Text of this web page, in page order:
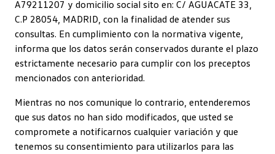
A79211207 y domicilio social sito en: C/ AGUACATE 33,
C.P 28054, MADRID, con la finalidad de atender sus
consultas. En cumplimiento con la normativa vigente,
informa que los datos serán conservados durante el plazo
estrictamente necesario para cumplir con los preceptos
mencionados con anterioridad.
Mientras no nos comunique lo contrario, entenderemos
que sus datos no han sido modificados, que usted se
compromete a notificarnos cualquier variación y que
tenemos su consentimiento para utilizarlos para las